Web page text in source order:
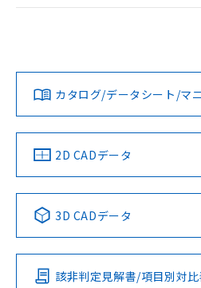
ログイン/会
ダウンロードデータをご利用いた
みください。
ソフトウェアの使用条件
EU RoHS 注意事項・凡例
対応済み
中国 RoHS 注意事項・凡例
Pb Hg
O
LR型式承認
（イギリス
船舶規格）
DNV型式承認
（ノルウェー
No No
この製品の
その他の認証はこちらの
カタログ/データシート/マ
2D CADデータ
3D CADデータ
該非判定見解書/項目別対比